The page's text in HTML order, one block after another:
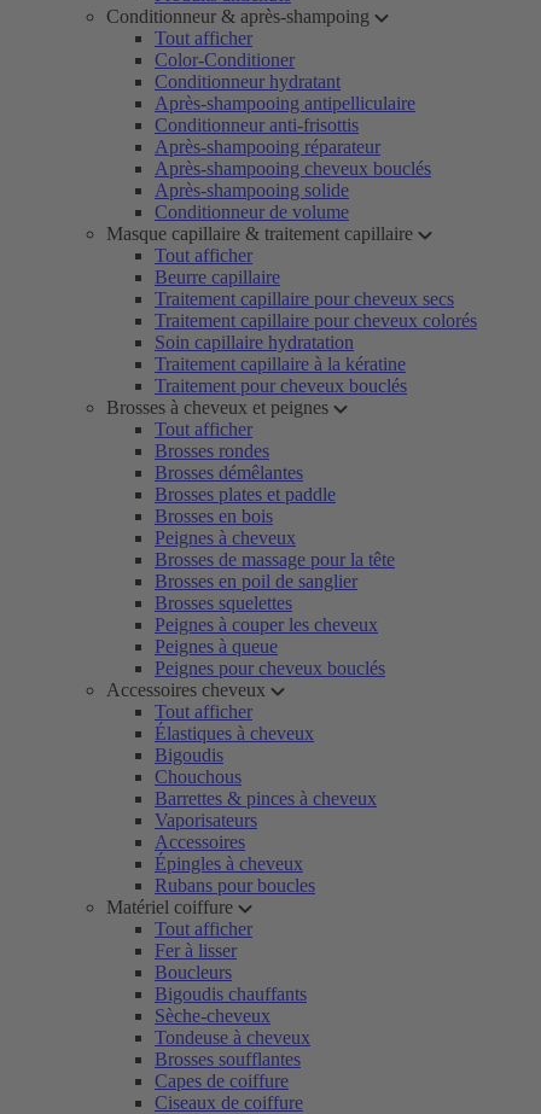
Conditionneur & après-shampoing
Tout afficher
Color-Conditioner
Conditionneur hydratant
Après-shampooing antipelliculaire
Conditionneur anti-frisottis
Après-shampooing réparateur
Après-shampooing cheveux bouclés
Après-shampooing solide
Conditionneur de volume
Masque capillaire & traitement capillaire
Tout afficher
Beurre capillaire
Traitement capillaire pour cheveux secs
Traitement capillaire pour cheveux colorés
Soin capillaire hydratation
Traitement capillaire à la kératine
Traitement pour cheveux bouclés
Brosses à cheveux et peignes
Tout afficher
Brosses rondes
Brosses démêlantes
Brosses plates et paddle
Brosses en bois
Peignes à cheveux
Brosses de massage pour la tête
Brosses en poil de sanglier
Brosses squelettes
Peignes à couper les cheveux
Peignes à queue
Peignes pour cheveux bouclés
Accessoires cheveux
Tout afficher
Élastiques à cheveux
Bigoudis
Chouchous
Barrettes & pinces à cheveux
Vaporisateurs
Accessoires
Épingles à cheveux
Rubans pour boucles
Matériel coiffure
Tout afficher
Fer à lisser
Boucleurs
Bigoudis chauffants
Sèche-cheveux
Tondeuse à cheveux
Brosses soufflantes
Capes de coiffure
Ciseaux de coiffure